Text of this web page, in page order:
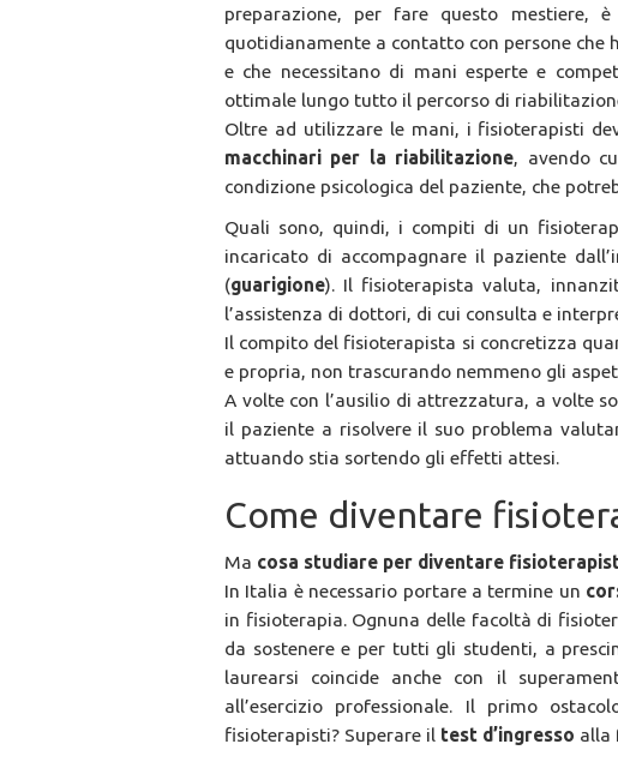
preparazione, per fare questo mestiere,
quotidianamente a contatto con persone
e che necessitano di mani esperte e
ottimale lungo tutto il percorso di
Oltre ad utilizzare le mani, i fisioterapisti
macchinari per la riabilitazione, avendo
condizione psicologica del paziente, che
Quali sono, quindi, i compiti di un
incaricato di accompagnare il paziente
(guarigione). Il fisioterapista valuta,
l’assistenza di dottori, di cui consulta e
Il compito del fisioterapista si concretizza
e propria, non trascurando nemmeno gli
A volte con l’ausilio di attrezzatura, a volte
il paziente a risolvere il suo problema
attuando stia sortendo gli effetti attesi.
Come diventare
Ma cosa studiare per diventare
In Italia è necessario portare a termine un
in fisioterapia. Ognuna delle facoltà di
da sostenere e per tutti gli studenti, a
laurearsi coincide anche con il
all’esercizio professionale. Il primo
fisioterapisti? Superare il test d’ingresso alla